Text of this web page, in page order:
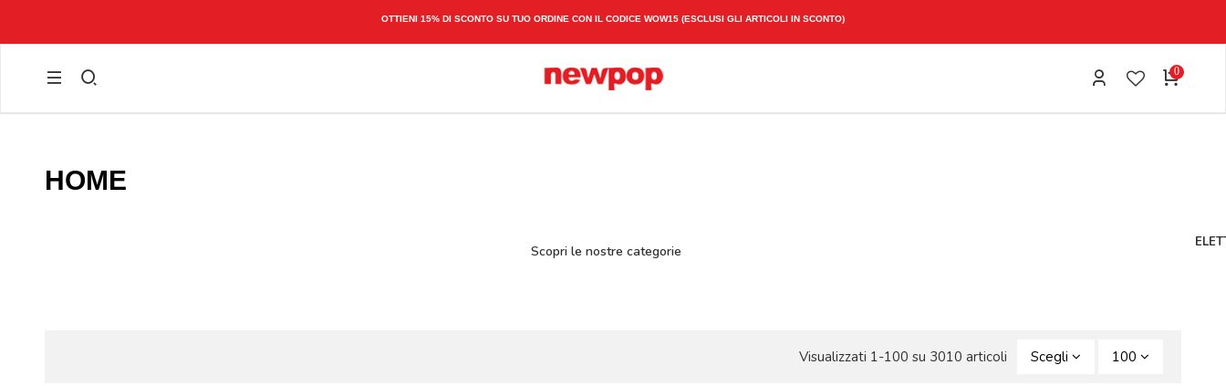
SPEDIZIONE ESPRESSA 1-3 GIORNI LAVORATIVI
0
HOME
Scopri le nostre categorie
Visualizzati 1-100 su 3010 articoli Scegli 100